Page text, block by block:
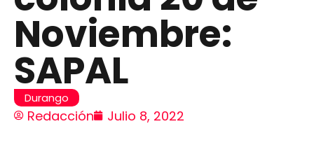
Noviembre:
SAPAL
Durango
Redacción Julio 8, 2022